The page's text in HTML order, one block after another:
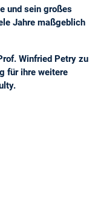
und sein großes
Jahre maßgeblich
Winfried Petry zu
für ihre weitere